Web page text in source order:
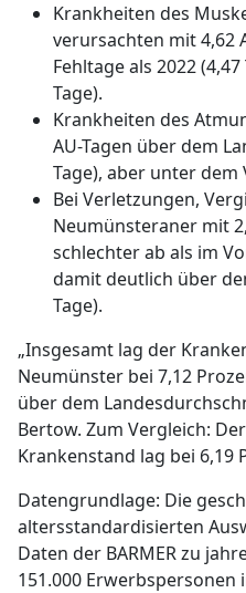
Krankheiten des
verursachten mit 4,62
Fehltage als 2022
Tage).
Krankheiten des
AU-Tagen über dem
Tage), aber unter dem
Bei Verletzungen,
Neumünsteraner mit
schlechter ab als im
damit deutlich über
Tage).
„Insgesamt lag der
Neumünster bei 7,12
über dem
Bertow. Zum Vergleich:
Krankenstand lag bei 6,19
Datengrundlage: Die
altersstandardisierten
Daten der BARMER zu
151.000 Erwerbspersonen